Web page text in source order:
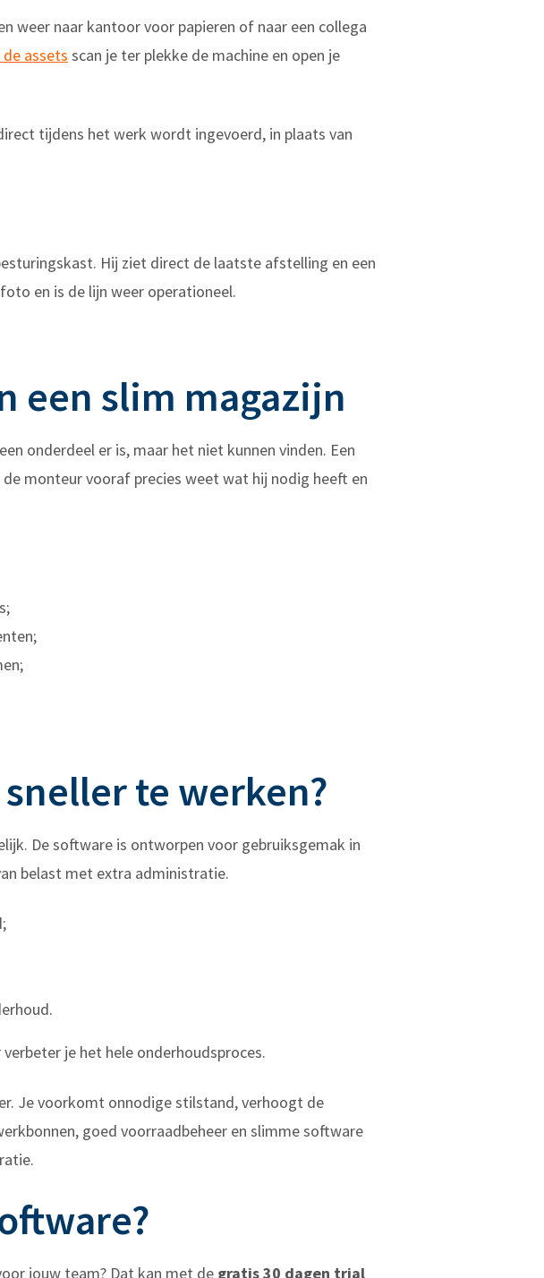
weer naar kantoor voor papieren of naar een collega
de assets scan je ter plekke de machine en open je
tijdens het werk wordt ingevoerd, in plaats van
Hij ziet direct de laatste afstelling en een
en is de lijn weer operationeel.
een slim magazijn
onderdeel er is, maar het niet kunnen vinden. Een
monteur vooraf precies weet wat hij nodig heeft en
te werken?
De software is ontworpen voor gebruiksgemak in
belast met extra administratie.
je het hele onderhoudsproces.
Je voorkomt onnodige stilstand, verhoogt de
goed voorraadbeheer en slimme software
jouw team? Dat kan met de gratis 30 dagen trial